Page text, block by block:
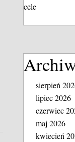
cele
sierpień
lipiec 2026
czerwiec
maj 2026
kwiecień